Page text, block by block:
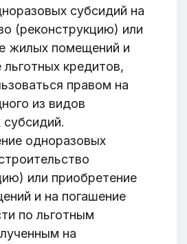
субсидий на
(реконструкцию) или
жилых помещений и
льготных кредитов,
правом на
из видов
одноразовых
или приобретение
и на погашение
по льготным
на